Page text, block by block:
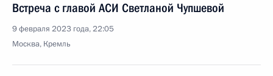
Встреча с главой АСИ Светланой Чупшевой
9 февраля 2023 года, 22:05
Москва, Кремль